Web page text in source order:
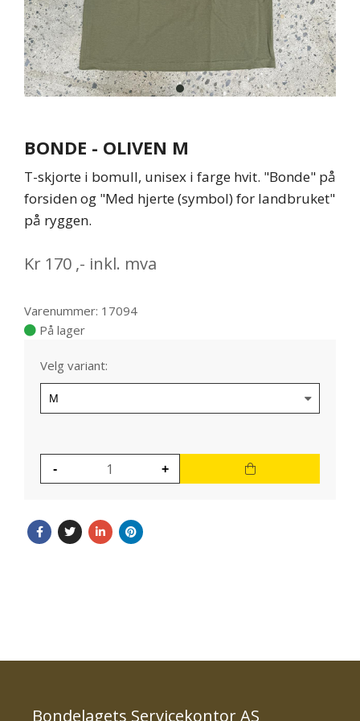
item
of
1
BONDE - OLIVEN M
T-skjorte i bomull, unisex i farge hvit. "Bonde" på
forsiden og "Med hjerte (symbol) for landbruket"
på ryggen.
Kr 170 ,- inkl. mva
Varenummer: 17094
På lager
Velg variant:
Bondelagets Servicekontor AS